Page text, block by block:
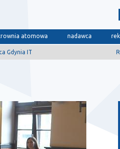
atomowa nadawca
Gdynia IT